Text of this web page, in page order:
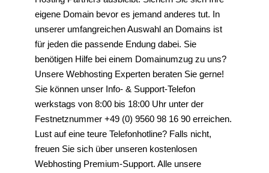
eigene Domain bevor es jemand anderes tut. In
unserer umfangreichen Auswahl an Domains ist
für jeden die passende Endung dabei. Sie
benötigen Hilfe bei einem Domainumzug zu uns?
Unsere Webhosting Experten beraten Sie gerne!
Sie können unser Info- & Support-Telefon
werkstags von 8:00 bis 18:00 Uhr unter der
Festnetznummer +49 (0) 9560 98 16 90 erreichen.
Lust auf eine teure Telefonhotline? Falls nicht,
freuen Sie sich über unseren kostenlosen
Webhosting Premium-Support. Alle unsere